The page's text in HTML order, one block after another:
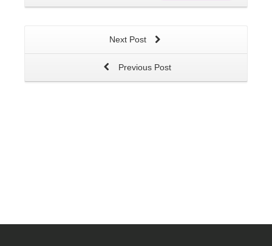
Next Post
Previous Post